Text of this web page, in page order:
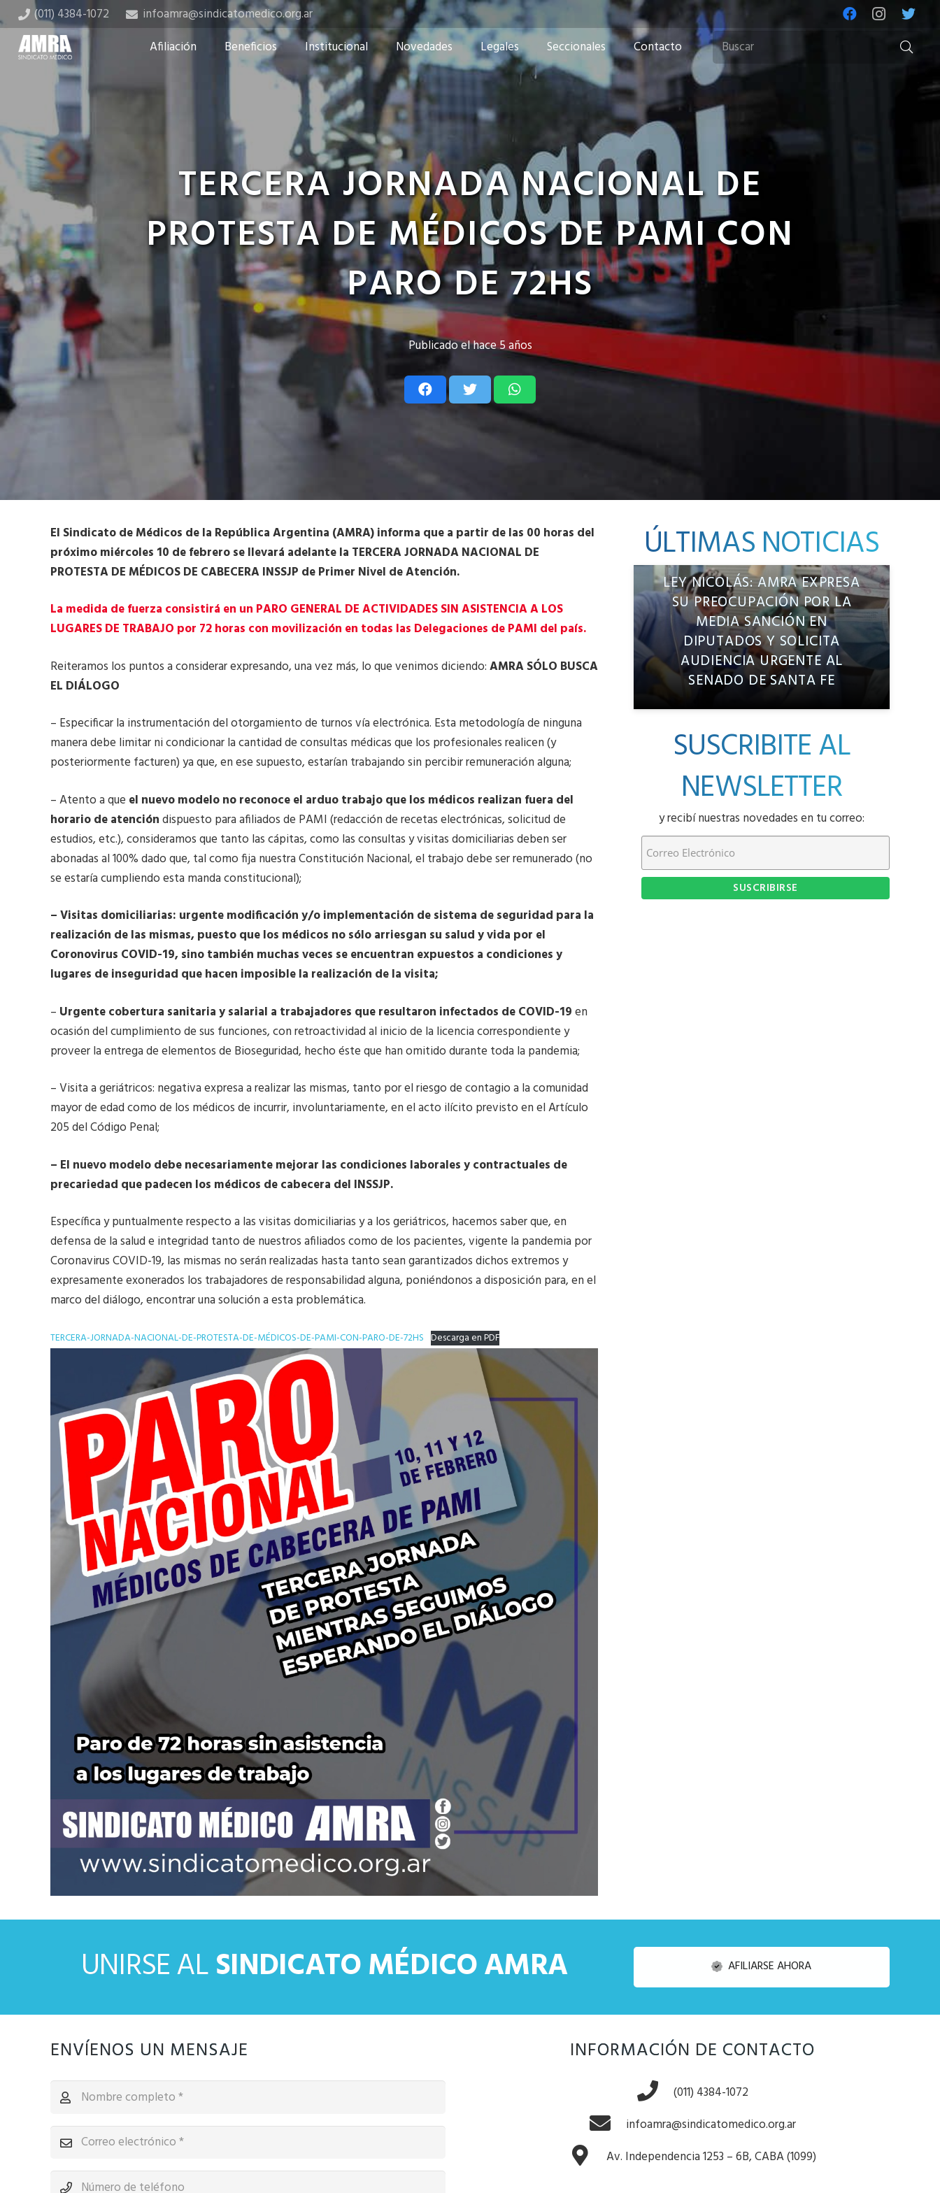
(011) 4384-1072
infoamra@sindicatomedico.org.ar
Afiliación
Beneficios Institucional Novedades Legales Seccionales Contacto
TERCERA JORNADA NACIONAL DE
PROTESTA DE MÉDICOS DE PAMI CON
PARO DE 72HS
Publicado elhace 5 años
El Sindicato de Médicos de la República Argentina (AMRA) informa que a partir de las 00 horas del
próximo miércoles 10 de febrero se llevará adelante la TERCERA JORNADA NACIONAL DE
PROTESTA DE MÉDICOS DE CABECERA INSSJP de Primer Nivel de Atención.
La medida de fuerza consistirá en un PARO GENERAL DE ACTIVIDADES SIN ASISTENCIA A LOS
LUGARES DE TRABAJO por 72 horas con movilización en todas las Delegaciones de PAMI del país.
Reiteramos los puntos a considerar expresando, una vez más, lo que venimos diciendo:AMRA SÓLO BUSCA
EL DIÁLOGO
– Especificar la instrumentación del otorgamiento de turnos vía electrónica. Esta metodología de ninguna
manera debe limitar ni condicionar la cantidad de consultas médicas que los profesionales realicen (y
posteriormente facturen) ya que, en ese supuesto, estarían trabajando sin percibir remuneración alguna;
– Atento a que el nuevo modelo no reconoce el arduo trabajo que los médicos realizan fuera del
horario de atencióndispuesto para afiliados de PAMI (redacción de recetas electrónicas, solicitud de
estudios, etc.), consideramos que tanto las cápitas, como las consultas y visitas domiciliarias deben ser
abonadas al 100% dado que, tal como fija nuestra Constitución Nacional, el trabajo debe ser remunerado (no
se estaría cumpliendo esta manda constitucional);
– Visitas domiciliarias: urgente modificación y/o implementación de sistema de seguridad para la
realización de las mismas, puesto que los médicos no sólo arriesgan su salud y vida por el
Coronovirus COVID-19, sino también muchas veces se encuentran expuestos a condiciones y
lugares de inseguridad que hacen imposible la realización de la visita;
– Urgente cobertura sanitaria y salarial a trabajadores que resultaron infectados de COVID-19en
ocasión del cumplimiento de sus funciones, con retroactividad al inicio de la licencia correspondiente y
proveer la entrega de elementos de Bioseguridad, hecho éste que han omitido durante toda la pandemia;
– Visita a geriátricos: negativa expresa a realizar las mismas, tanto por el riesgo de contagio a la comunidad
mayor de edad como de los médicos de incurrir, involuntariamente, en el acto ilícito previsto en el Artículo
205 del Código Penal;
– El nuevo modelo debe necesariamente mejorar las condiciones laborales y contractuales de
precariedad que padecen los médicos de cabecera del INSSJP.
Específica y puntualmente respecto a las visitas domiciliarias y a los geriátricos, hacemos saber que, en
defensa de la salud e integridad tanto de nuestros afiliados como de los pacientes, vigente la pandemia por
Coronavirus COVID-19, las mismas no serán realizadas hasta tanto sean garantizados dichos extremos y
expresamente exonerados los trabajadores de responsabilidad alguna, poniéndonos a disposición para, en el
marco del diálogo, encontrar una solución a esta problemática.
TERCERA-JORNADA-NACIONAL-DE-PROTESTA-DE-MÉDICOS-DE-PAMI-CON-PARO-DE-72HS Descarga en PDF
ÚLTIMAS NOTICIAS
LEY NICOLÁS: AMRA EXPRESA
SU PREOCUPACIÓN POR LA
MEDIA SANCIÓN EN
DIPUTADOS Y SOLICITA
AUDIENCIA URGENTE AL
SENADO DE SANTA FE
SUSCRIBITE AL
NEWSLETTER
y recibí nuestras novedades en tu correo:
UNIRSE ALSINDICATO MÉDICO AMRA AFILIARSE AHORA
ENVÍENOS UN MENSAJE INFORMACIÓN DE CONTACTO
(011) 4384-1072
infoamra@sindicatomedico.org.ar
Av. Independencia 1253 – 6B, CABA (1099)